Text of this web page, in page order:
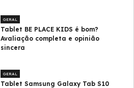
GERAL
Tablet BE PLACE KIDS é bom?
Avaliação completa e opinião
sincera
GERAL
Tablet Samsung Galaxy Tab S10